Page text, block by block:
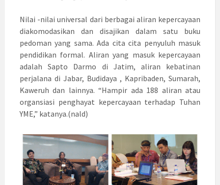
Nilai -nilai universal dari berbagai aliran kepercayaan
diakomodasikan dan disajikan dalam satu buku
pedoman yang sama. Ada cita cita penyuluh masuk
pendidikan formal. Aliran yang masuk kepercayaan
adalah Sapto Darmo di Jatim, aliran kebatinan
perjalana di Jabar, Budidaya , Kapribaden, Sumarah,
Kaweruh dan lainnya. “Hampir ada 188 aliran atau
organsiasi penghayat kepercayaan terhadap Tuhan
YME,” katanya.(nald)